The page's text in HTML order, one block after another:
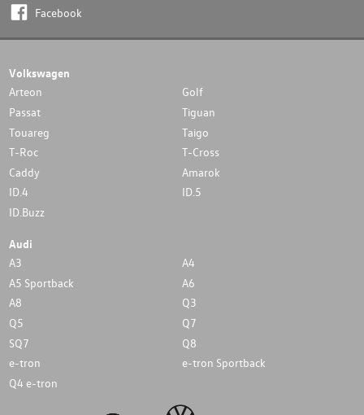
Facebook
Volkswagen
Arteon
Golf
Passat
Tiguan
Touareg
Taigo
T-Roc
T-Cross
Caddy
Amarok
ID.4
ID.5
ID.Buzz
Audi
A3
A4
A5 Sportback
A6
A8
Q3
Q5
Q7
SQ7
Q8
e-tron
e-tron Sportback
Q4 e-tron